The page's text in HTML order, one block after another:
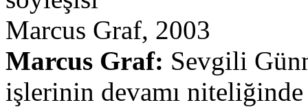
Marcus Graf, 2003
Marcus Graf: Sevgili
işlerinin devamı niteliğinde